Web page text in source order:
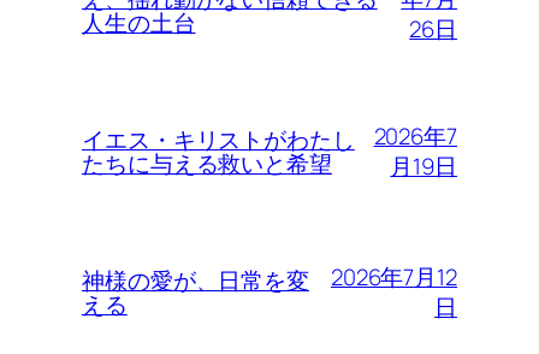
人生の土台
26日
イエス・キリストがわたし
たちに与える救いと希望
2026年7
月19日
神様の愛が、日常を変
える
2026年7月12
日